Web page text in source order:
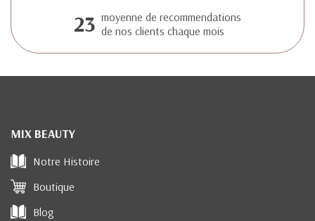
23 moyenne de recommendations
de nos clients chaque mois
MIX BEAUTY
Notre Histoire
Boutique
Blog